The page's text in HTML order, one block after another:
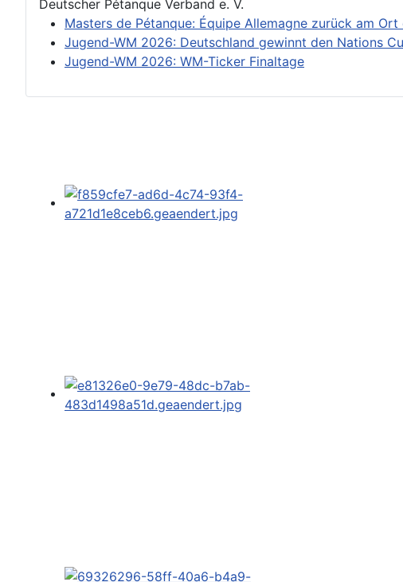
Deutscher Pétanque Verband e. V.
Masters de Pétanque: Équipe Allemagne zurück am Ort
Jugend-WM 2026: Deutschland gewinnt den Nations
Jugend-WM 2026: WM-Ticker Finaltage